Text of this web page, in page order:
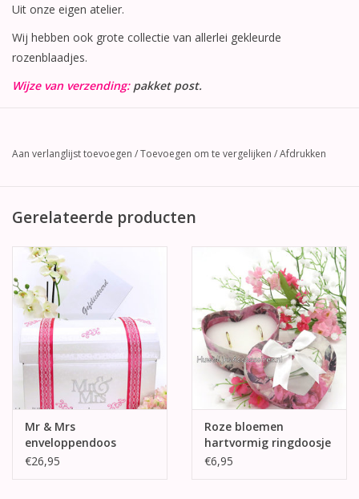
Uit onze eigen atelier.
Wij hebben ook grote collectie van allerlei gekleurde
rozenblaadjes.
Wijze van verzending:pakket post.
Aan verlanglijst toevoegen /Toevoegen om te vergelijken /Afdrukken
Gerelateerde producten
Mr & Mrs
enveloppendoos
versierd met fuchsia
€26,95
Roze bloemen
hartvormig ringdoosje
€6,95